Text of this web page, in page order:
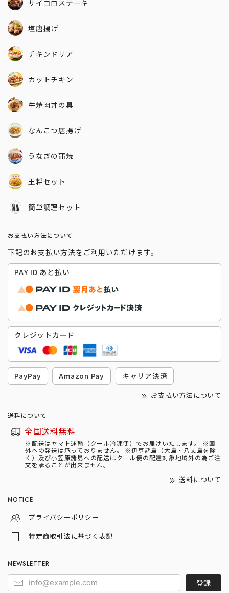
サイコロステーキ
塩唐揚げ
チキンドリア
カットチキン
牛焼肉丼の具
なんこつ唐揚げ
うなぎの蒲焼
王将セット
簡単調理セット
お支払い方法について
下記のお支払い方法をご利用いただけます。
PAY ID あと払い
クレジットカード
PayPay Amazon Pay キャリア決済
お支払い方法について
送料について
全国送料無料
※配送はヤマト運輸（クール冷凍便）でお届けいたします。 ※国
外への発送は承っておりません。 ※伊豆諸島（大島・八丈島を除
く）及び小笠原諸島への配送はクール便の配達対象地域外の為ご注
文を承ることが出来ません。
送料について
NOTICE
プライバシーポリシー
特定商取引法に基づく表記
NEWSLETTER
登録